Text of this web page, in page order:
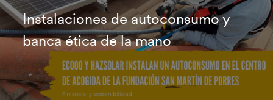
Instalaciones de autoconsumo y
banca ética de la mano